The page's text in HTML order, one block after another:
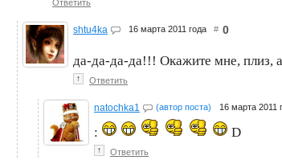
Ответить
shtu4ka 16 марта 2011 года # 0
да-да-да-да!!! Окажите мне,
↑ Ответить
natochka1 (автор поста) 16 марта 2011
: D
↑ Ответить